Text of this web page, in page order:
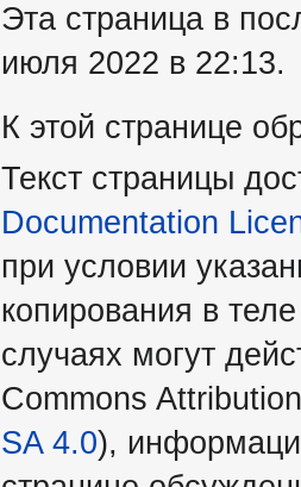
Эта страница в
июля 2022 в 22:13.
К этой странице
Текст страницы
Documentation
при условии
копирования в
случаях могут
Commons
SA 4.0),